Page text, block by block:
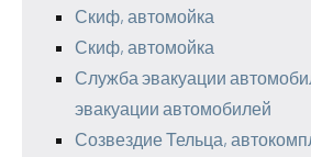
Скиф, автомойка
Скиф, автомойка
Служба эвакуации
эвакуации автомобилей
Созвездие Тельца,